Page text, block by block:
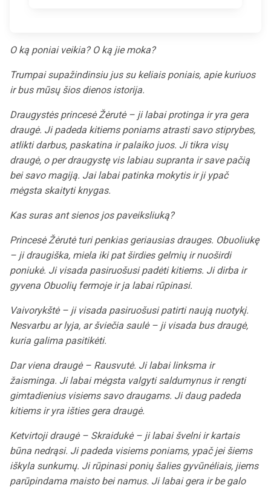
O ką poniai veikia? O ką jie moka?
Trumpai supažindinsiu jus su keliais poniais, apie kuriuos
ir bus mūsų šios dienos istorija.
Draugystės princesė Žėrutė – ji labai protinga ir yra gera
draugė. Ji padeda kitiems poniams atrasti savo stiprybes,
atlikti darbus, paskatina ir palaiko juos. Ji tikra visų
draugė, o per draugystę vis labiau supranta ir save pačią
bei savo magiją. Jai labai patinka mokytis ir ji ypač
mėgsta skaityti knygas.
Kas suras ant sienos jos paveiksliuką?
Princesė Žėrutė turi penkias geriausias drauges. Obuoliukę
– ji draugiška, miela iki pat širdies gelmių ir nuoširdi
poniukė. Ji visada pasiruošusi padėti kitiems. Ji dirba ir
gyvena Obuolių fermoje ir ja labai rūpinasi.
Vaivorykštė – ji visada pasiruošusi patirti naują nuotykį.
Nesvarbu ar lyja, ar šviečia saulė – ji visada bus draugė,
kuria galima pasitikėti.
Dar viena draugė – Rausvutė. Ji labai linksma ir
žaisminga. Ji labai mėgsta valgyti saldumynus ir rengti
gimtadienius visiems savo draugams. Ji daug padeda
kitiems ir yra išties gera draugė.
Ketvirtoji draugė – Skraidukė – ji labai švelni ir kartais
būna nedrąsi. Ji padeda visiems poniams, ypač jei šiems
iškyla sunkumų. Ji rūpinasi ponių šalies gyvūnėliais, jiems
parūpindama maisto bei namus. Ji labai gera ir be galo